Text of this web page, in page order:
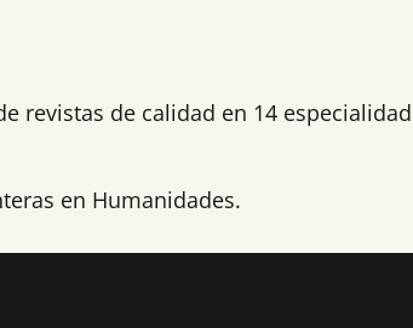
revistas de calidad en 14
en Humanidades.